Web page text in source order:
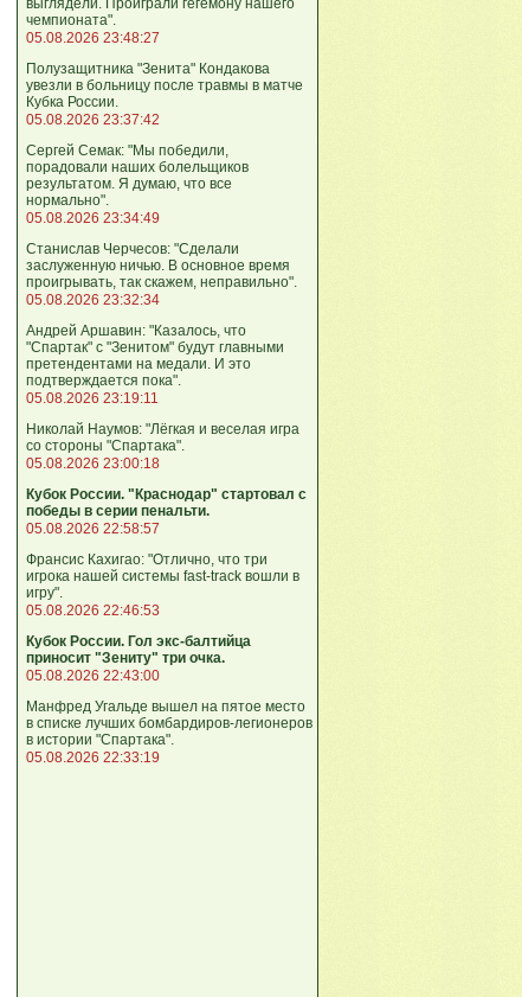
выглядели. Проиграли гегемону нашего
чемпионата".
05.08.2026 23:48:27
Полузащитника "Зенита" Кондакова
увезли в больницу после травмы в матче
Кубка России.
05.08.2026 23:37:42
Сергей Семак: "Мы победили,
порадовали наших болельщиков
результатом. Я думаю, что все
нормально".
05.08.2026 23:34:49
Станислав Черчесов: "Сделали
заслуженную ничью. В основное время
проигрывать, так скажем, неправильно".
05.08.2026 23:32:34
Андрей Аршавин: "Казалось, что
"Спартак" с "Зенитом" будут главными
претендентами на медали. И это
подтверждается пока".
05.08.2026 23:19:11
Николай Наумов: "Лёгкая и веселая игра
со стороны "Спартака".
05.08.2026 23:00:18
Кубок России. "Краснодар" стартовал с
победы в серии пенальти.
05.08.2026 22:58:57
Франсис Кахигао: "Отлично, что три
игрока нашей системы fast‑track вошли в
игру".
05.08.2026 22:46:53
Кубок России. Гол экс-балтийца
приносит "Зениту" три очка.
05.08.2026 22:43:00
Манфред Угальде вышел на пятое место
в списке лучших бомбардиров-легионеров
в истории "Спартака".
05.08.2026 22:33:19